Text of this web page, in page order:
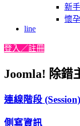
新
懷
line
登入／註冊
Joomla! 除錯
連線階段 (Session)
側寫資訊